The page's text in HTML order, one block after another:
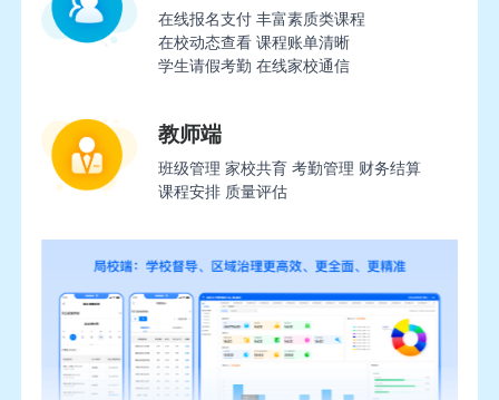
在线报名支付 丰富素质类课程
在校动态查看 课程账单清晰
学生请假考勤 在线家校通信
教师端
班级管理 家校共育 考勤管理 财务结算
课程安排 质量评估